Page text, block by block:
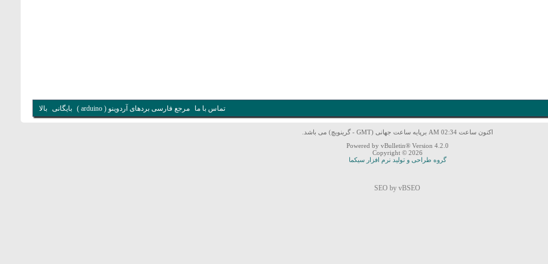
تماس با ما مرجع فارسی بردهای آردوینو ( arduino ) بایگانی بالا
اکنون ساعت 02:34 AM برپایه ساعت جهانی (GMT - گرینویچ) می باشد.
Powered by vBulletin® Version 4.2.0
Copyright © 2026
گروه طراحی و تولید نرم افزار سیکما
SEO by vBSEO